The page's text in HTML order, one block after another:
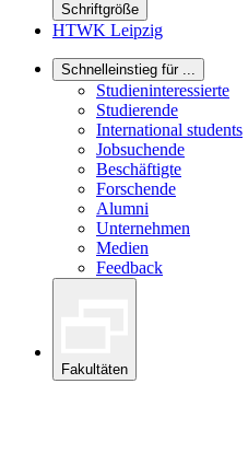
Schriftgröße
HTWK Leipzig
Schnelleinstieg für ...
Studieninteressierte
Studierende
International students
Jobsuchende
Beschäftigte
Forschende
Alumni
Unternehmen
Medien
Feedback
Fakultäten